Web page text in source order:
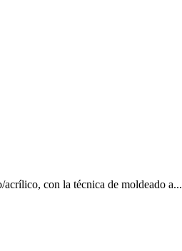
acrílico, con la técnica de moldeado a...